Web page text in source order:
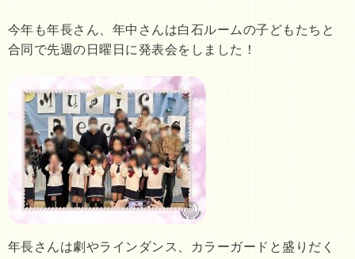
今年も年長さん、年中さんは白石ルームの子どもたちと
合同で先週の日曜日に発表会をしました！
年長さんは劇やラインダンス、カラーガードと盛りだく